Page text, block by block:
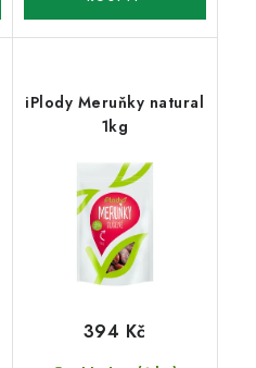
iPlody Meruňky natural
1kg
394 Kč